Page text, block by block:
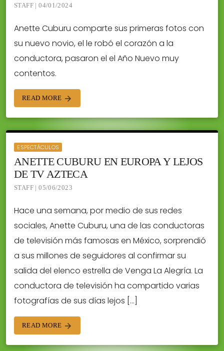
STAFF | 04/01/2024
Anette Cuburu comparte sus primeras fotos con
su nuevo novio, el le robó el corazón a la
conductora, pasaron el el Año Nuevo muy
contentos.
READ MORE arrow_forward
ESPECTÁCULOS
ANETTE CUBURU EN EUROPA Y LEJOS
DE TV AZTECA
STAFF | 05/06/2023
Hace una semana, por medio de sus redes
sociales, Anette Cuburu, una de las conductoras
de televisión más famosas en México, sorprendió
a sus millones de seguidores al confirmar su
salida del elenco estrella de Venga La Alegría. La
conductora de televisión ha compartido varias
fotografías de sus días lejos […]
READ MORE arrow_forward